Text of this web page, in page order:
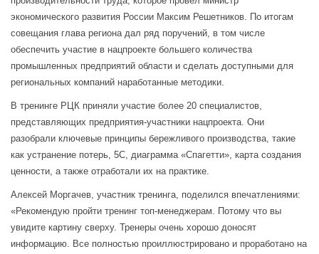
экономического развития России Максим Решетников. По итогам
совещания глава региона дал ряд поручений, в том числе
обеспечить участие в нацпроекте большего количества
промышленных предприятий области и сделать доступными для
региональных компаний наработанные методики.
В тренинге РЦК приняли участие более 20 специалистов,
представляющих предприятия-участники нацпроекта. Они
разобрали ключевые принципы бережливого производства, такие
как устранение потерь, 5C, диаграмма «Спагетти», карта создания
ценности, а также отработали их на практике.
Алексей Моргачев, участник тренинга, поделился впечатлениями:
«Рекомендую пройти тренинг топ-менеджерам. Потому что вы
увидите картину сверху. Тренеры очень хорошо доносят
информацию. Все полностью проиллюстрировано и проработано на